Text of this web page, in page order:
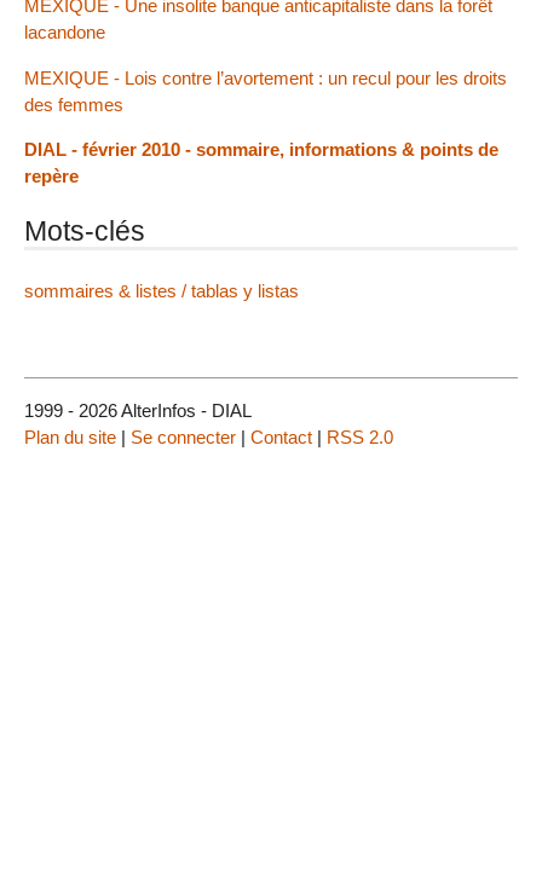
MEXIQUE - Une insolite banque anticapitaliste dans la forêt
lacandone
MEXIQUE - Lois contre l’avortement : un recul pour les droits
des femmes
DIAL - février 2010 - sommaire, informations & points de
repère
Mots-clés
sommaires & listes / tablas y listas
1999 - 2026 AlterInfos - DIAL
Plan du site | Se connecter | Contact | RSS 2.0